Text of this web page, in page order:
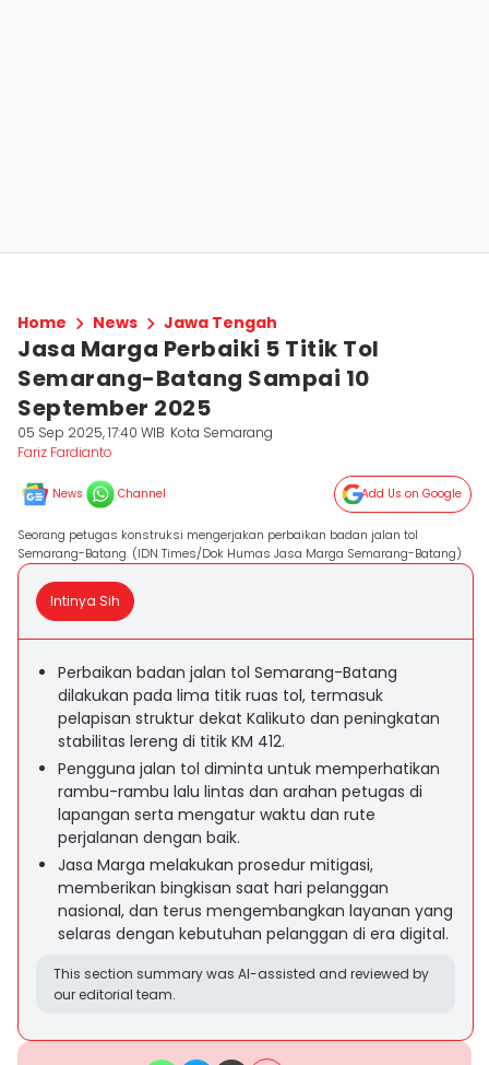
Home News Jawa Tengah
Jasa Marga Perbaiki 5 Titik Tol
Semarang-Batang Sampai 10
September 2025
05 Sep 2025, 17:40 WIB Kota Semarang
Fariz Fardianto
News Channel Add Us on Google
Seorang petugas konstruksi mengerjakan perbaikan badan jalan tol
Semarang-Batang. (IDN Times/Dok Humas Jasa Marga Semarang-Batang)
Intinya Sih
Perbaikan badan jalan tol Semarang-Batang
dilakukan pada lima titik ruas tol, termasuk
pelapisan struktur dekat Kalikuto dan peningkatan
stabilitas lereng di titik KM 412.
Pengguna jalan tol diminta untuk memperhatikan
rambu-rambu lalu lintas dan arahan petugas di
lapangan serta mengatur waktu dan rute
perjalanan dengan baik.
Jasa Marga melakukan prosedur mitigasi,
memberikan bingkisan saat hari pelanggan
nasional, dan terus mengembangkan layanan yang
selaras dengan kebutuhan pelanggan di era digital.
This section summary was AI-assisted and reviewed by
our editorial team.